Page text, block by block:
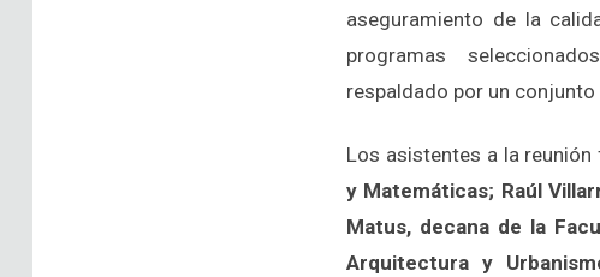
aseguramiento de la
programas
respaldado por un conjunto
Los asistentes a la reunión
y Matemáticas; Raúl
Matus, decana de la
Arquitectura y